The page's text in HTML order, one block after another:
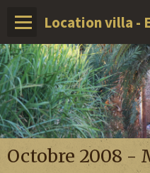
Octobre 2008 -